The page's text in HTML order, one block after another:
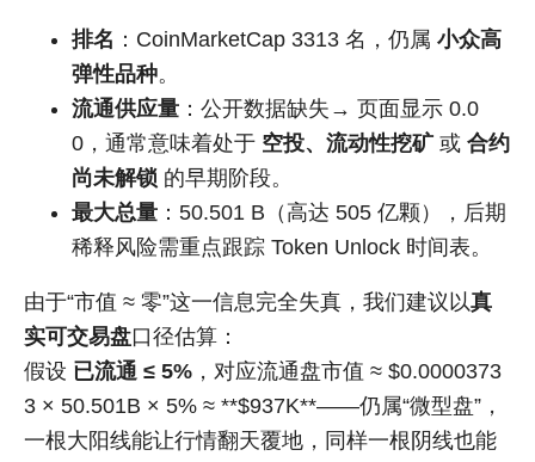
排名 ：CoinMarketCap 3313 名，仍属 小众高
弹性品种。
流通供应量 ：公开数据缺失→ 页面显示 0.0
0，通常意味着处于 空投、流动性挖矿 或 合约
尚未解锁 的早期阶段。
最大总量 ：50.501 B（高达 505 亿颗），后期
稀释风险需重点跟踪 Token Unlock 时间表。
由于“市值 ≈ 零”这一信息完全失真，我们建议以真
实可交易盘口径估算：
假设 已流通 ≤ 5% ，对应流通盘市值 ≈ $0.0000373
3 × 50.501B × 5% ≈ **$937K**——仍属“微型盘”，
一根大阳线能让行情翻天覆地，同样一根阴线也能